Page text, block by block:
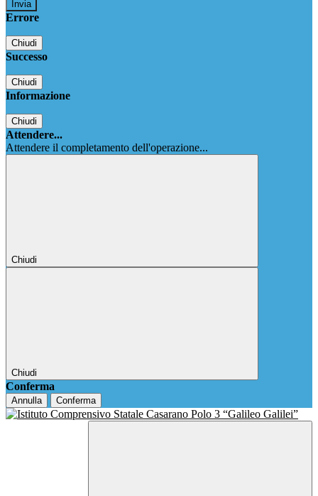
Errore
Chiudi
Successo
Chiudi
Informazione
Chiudi
Attendere...
Attendere il completamento dell'operazione...
Chiudi
Chiudi
Conferma
Annulla Conferma